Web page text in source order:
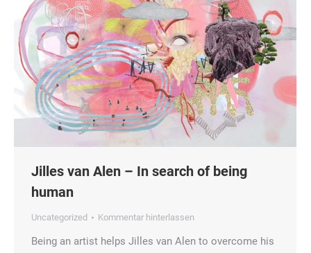
Jilles van Alen – In search of being
human
Uncategorized Kommentar hinterlassen
Being an artist helps Jilles van Alen to overcome his